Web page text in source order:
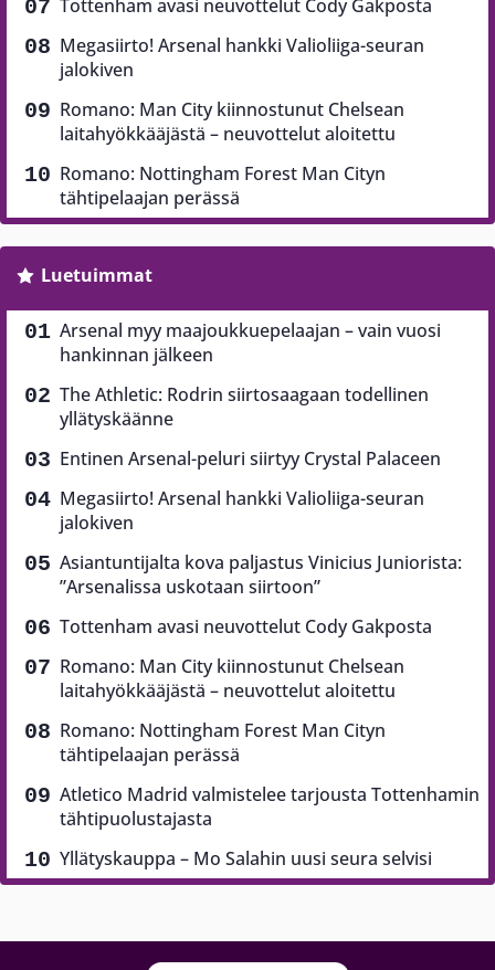
Tottenham avasi neuvottelut Cody Gakposta
Megasiirto! Arsenal hankki Valioliiga-seuran
jalokiven
Romano: Man City kiinnostunut Chelsean
laitahyökkääjästä – neuvottelut aloitettu
Romano: Nottingham Forest Man Cityn
tähtipelaajan perässä
Luetuimmat
Arsenal myy maajoukkuepelaajan – vain vuosi
hankinnan jälkeen
The Athletic: Rodrin siirtosaagaan todellinen
yllätyskäänne
Entinen Arsenal-peluri siirtyy Crystal Palaceen
Megasiirto! Arsenal hankki Valioliiga-seuran
jalokiven
Asiantuntijalta kova paljastus Vinicius Juniorista:
”Arsenalissa uskotaan siirtoon”
Tottenham avasi neuvottelut Cody Gakposta
Romano: Man City kiinnostunut Chelsean
laitahyökkääjästä – neuvottelut aloitettu
Romano: Nottingham Forest Man Cityn
tähtipelaajan perässä
Atletico Madrid valmistelee tarjousta Tottenhamin
tähtipuolustajasta
Yllätyskauppa – Mo Salahin uusi seura selvisi